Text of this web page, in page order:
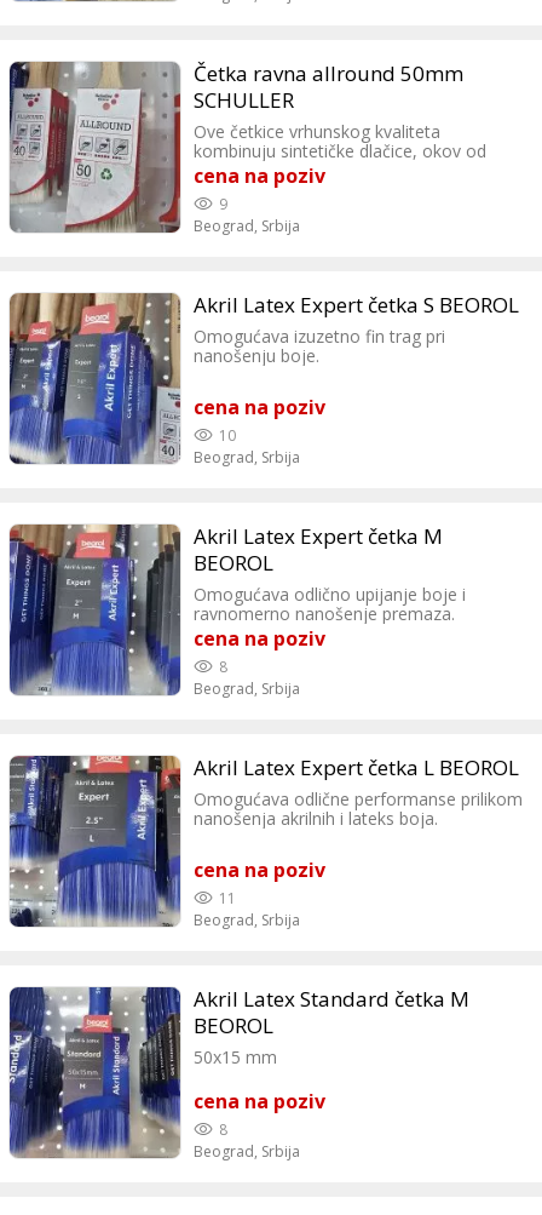
Četka ravna allround 50mm
SCHULLER
Ove četkice vrhunskog kvaliteta
kombinuju sintetičke dlačice, okov od
nerđajućeg čelika i ergonomsku dršku od
prirodnog drveta.
cena na poziv
9
Beograd, Srbija
Akril Latex Expert četka S BEOROL
Omogućava izuzetno fin trag pri
nanošenju boje.
cena na poziv
10
Beograd, Srbija
Akril Latex Expert četka M
BEOROL
Omogućava odlično upijanje boje i
ravnomerno nanošenje premaza.
cena na poziv
8
Beograd, Srbija
Akril Latex Expert četka L BEOROL
Omogućava odlične performanse prilikom
nanošenja akrilnih i lateks boja.
cena na poziv
11
Beograd, Srbija
Akril Latex Standard četka M
BEOROL
50x15 mm
cena na poziv
8
Beograd, Srbija